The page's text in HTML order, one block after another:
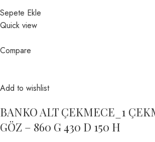
Sepete Ekle
Quick view
Compare
Add to wishlist
BANKO ALT ÇEKMECE_1
GÖZ – 860 G 430 D 150 H